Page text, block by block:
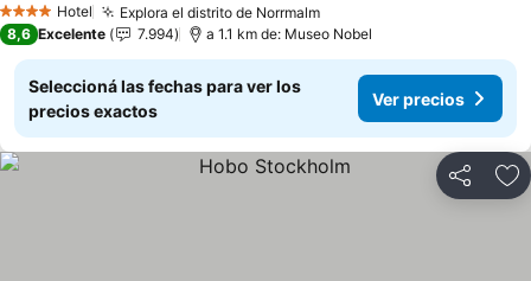
4 EstrellasHotel Explora el distrito de Norrmalm
8,6 Excelente 7.994 a 1.1 km de: Museo Nobel
Seleccioná las fechas para ver los
precios exactos
Ver precios
Compartir